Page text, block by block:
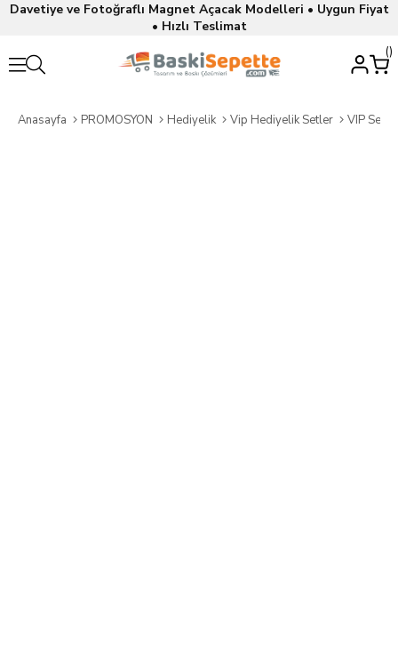
Davetiye ve Fotoğraflı Magnet Açacak Modelleri • Uygun Fiyat
• Hızlı Teslimat
Anasayfa PROMOSYON Hediyelik Vip Hediyelik Setler VIP Set